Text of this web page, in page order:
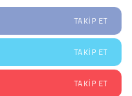
TAKIP ET
TAKIP ET
TAKIP ET